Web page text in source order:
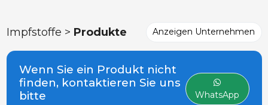
Impfstoffe > Produkte Anzeigen Unternehmen
Wenn Sie ein Produkt nicht
finden, kontaktieren Sie uns
bitte
WhatsApp